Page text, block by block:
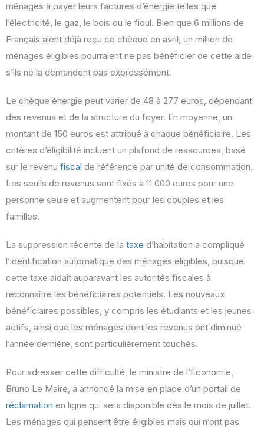
ménages à payer leurs factures d’énergie telles que
l’électricité, le gaz, le bois ou le fioul. Bien que 6 millions de
Français aient déjà reçu ce chèque en avril, un million de
ménages éligibles pourraient ne pas bénéficier de cette aide
s’ils ne la demandent pas expressément.
Le chèque énergie peut varier de 48 à 277 euros, dépendant
des revenus et de la structure du foyer. En moyenne, un
montant de 150 euros est attribué à chaque bénéficiaire. Les
critères d’éligibilité incluent un plafond de ressources, basé
sur le revenu fiscal de référence par unité de consommation.
Les seuils de revenus sont fixés à 11 000 euros pour une
personne seule et augmentent pour les couples et les
familles.
La suppression récente de la taxe d’habitation a compliqué
l’identification automatique des ménages éligibles, puisque
cette taxe aidait auparavant les autorités fiscales à
reconnaître les bénéficiaires potentiels. Les nouveaux
bénéficiaires possibles, y compris les étudiants et les jeunes
actifs, ainsi que les ménages dont les revenus ont diminué
l’année dernière, sont particulièrement touchés.
Pour adresser cette difficulté, le ministre de l’Économie,
Bruno Le Maire, a annoncé la mise en place d’un portail de
réclamation en ligne qui sera disponible dès le mois de juillet.
Les ménages qui pensent être éligibles mais qui n’ont pas